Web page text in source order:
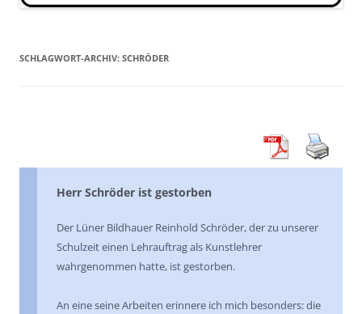
SCHLAGWORT-ARCHIV: SCHRÖDER
Herr Schröder ist gestorben
Der Lüner Bildhauer Reinhold Schröder, der zu unserer
Schulzeit einen Lehrauftrag als Kunstlehrer
wahrgenommen hatte, ist gestorben.
An eine seine Arbeiten erinnere ich mich besonders: die